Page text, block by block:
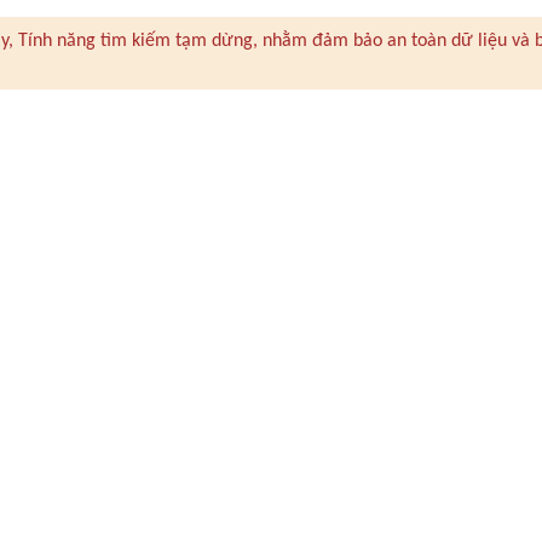
Tính năng tìm kiếm tạm dừng, nhằm đảm bảo an toàn dữ liệu và